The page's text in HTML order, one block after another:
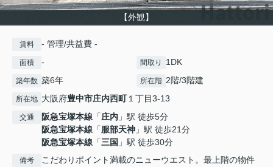
【外観】
賃料 - 管理/共益費 -
面積 - 間取り 1DK
築年数 築6年 所在階 2階/3階建
所在地 大阪府豊中市庄内西町１丁目3-13
交通 阪急宝塚本線 「庄内 」駅 徒歩5分
阪急宝塚本線 「服部天神 」駅 徒歩21分
阪急宝塚本線 「三国 」駅 徒歩30分
備考
こだわりポイント満載のニューウエスト。最上階の物件